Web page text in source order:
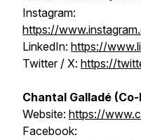
Instagram:
https://
LinkedIn: https://
Twitter / X: https://
Chantal Galladé
Website: https://
Facebook: